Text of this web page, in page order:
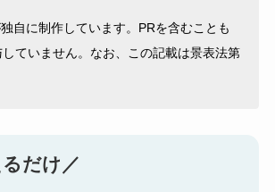
自に制作しています。PRを含むことも
ていません。なお、この記載は景表法第
だけ／